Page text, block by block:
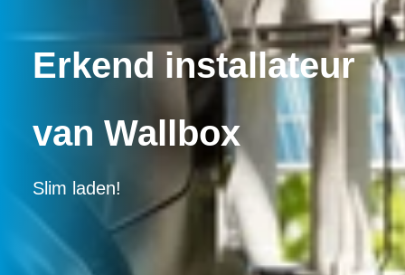
Erkend installateur
van Wallbox
Slim laden!